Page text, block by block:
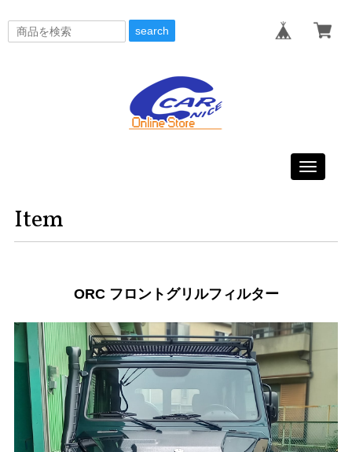
search
Toggle
Item
ORC フロントグリルフィルター